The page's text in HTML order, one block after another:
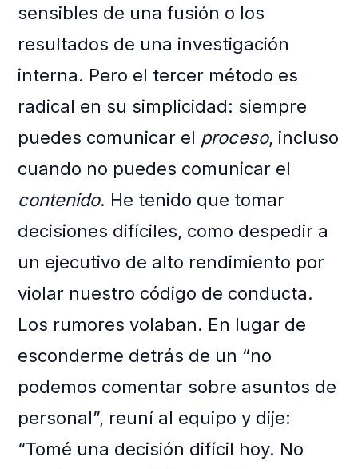
sensibles de una fusión o los
resultados de una investigación
interna. Pero el tercer método es
radical en su simplicidad: siempre
puedes comunicar el proceso, incluso
cuando no puedes comunicar el
contenido. He tenido que tomar
decisiones difíciles, como despedir a
un ejecutivo de alto rendimiento por
violar nuestro código de conducta.
Los rumores volaban. En lugar de
esconderme detrás de un “no
podemos comentar sobre asuntos de
personal”, reuní al equipo y dije:
“Tomé una decisión difícil hoy. No